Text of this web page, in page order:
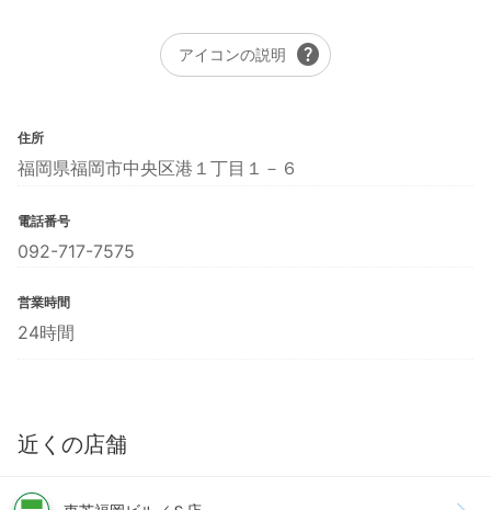
アイコンの説明 help
住所
福岡県福岡市中央区港１丁目１－６
電話番号
092-717-7575
営業時間
24時間
近くの店舗